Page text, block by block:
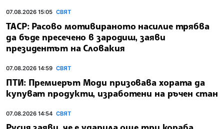
07.08.2026 15:05 СВЯТ
ТАСР: Расово мотивираното насилие трябва
да бъде пресечено в зародиш, заяви
президентът на Словакия
07.08.2026 14:59 СВЯТ
ПТИ: Премиерът Моди призовава хората да
купуват продукти, изработени на ръчен стан
07.08.2026 14:54 СВЯТ